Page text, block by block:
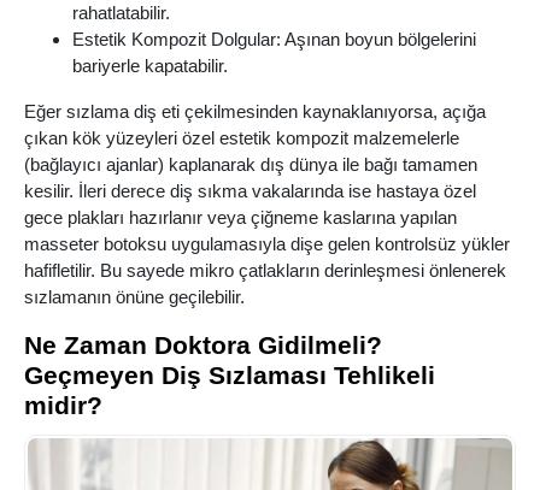
rahatlatabilir.
Estetik Kompozit Dolgular: Aşınan boyun bölgelerini
bariyerle kapatabilir.
Eğer sızlama diş eti çekilmesinden kaynaklanıyorsa, açığa
çıkan kök yüzeyleri özel estetik kompozit malzemelerle
(bağlayıcı ajanlar) kaplanarak dış dünya ile bağı tamamen
kesilir. İleri derece diş sıkma vakalarında ise hastaya özel
gece plakları hazırlanır veya çiğneme kaslarına yapılan
masseter botoksu uygulamasıyla dişe gelen kontrolsüz yükler
hafifletilir. Bu sayede mikro çatlakların derinleşmesi önlenerek
sızlamanın önüne geçilebilir.
Ne Zaman Doktora Gidilmeli?
Geçmeyen Diş Sızlaması Tehlikeli
midir?